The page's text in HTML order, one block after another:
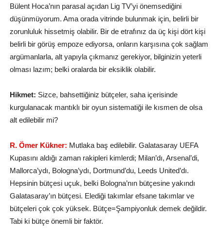
Bülent Hoca’nın parasal açıdan Lig TV’yi önemsediğini
düşünmüyorum. Ama orada vitrinde bulunmak için, belirli bir
zorunluluk hissetmiş olabilir. Bir de etrafınız da üç kişi dört kişi
belirli bir görüş empoze ediyorsa, onların karşısına çok sağlam
argümanlarla, alt yapıyla çıkmanız gerekiyor, bilginizin yeterli
olması lazım; belki oralarda bir eksiklik olabilir.
Hikmet: Sizce, bahsettiğiniz bütçeler, saha içerisinde
kurgulanacak mantıklı bir oyun sistematiği ile kısmen de olsa
alt edilebilir mi?
R. Ömer Kükner: Mutlaka baş edilebilir. Galatasaray UEFA
Kupasını aldığı zaman rakipleri kimlerdi; Milan’dı, Arsenal’di,
Mallorca’ydı, Bologna’ydı, Dortmund’du, Leeds United’dı.
Hepsinin bütçesi uçuk, belki Bologna’nın bütçesine yakındı
Galatasaray’ın bütçesi. Elediği takımlar efsane takımlar ve
bütçeleri çok çok yüksek. Bütçe=Şampiyonluk demek değildir.
Tabi ki bütçe önemli bir faktör.